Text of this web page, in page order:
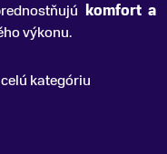
komfort a
výkonu.
kategóriu